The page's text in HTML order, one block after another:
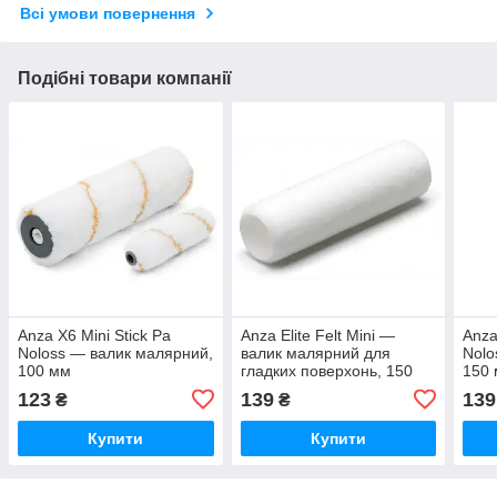
Всі умови повернення
Подібні товари компанії
Anza X6 Mini Stick Pa
Noloss — валик малярний,
100 мм
123 ₴
Купити
Anza Elite Felt Mini —
валик малярний для
гладких поверхонь, 150
139₴
Купити
150
139